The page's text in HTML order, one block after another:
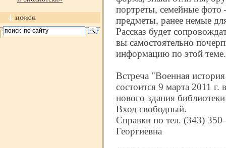
портреты, семейные фото
предметы, ранее немые
Рассказ будет
вы самостоятельно
информацию по этой теме.
Встреча "Военная
состоится 9 марта 2011
нового здания
Вход свободный.
Справки по тел. (343)
Георгиевна